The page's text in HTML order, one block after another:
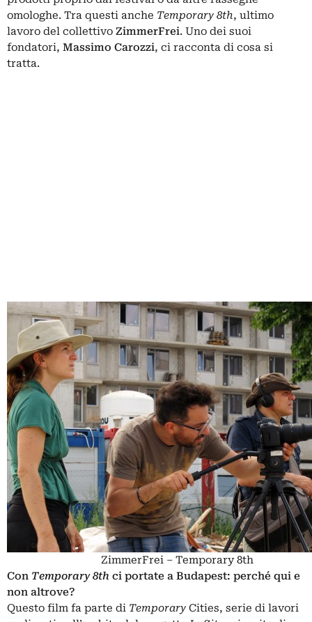
omologhe. Tra questi anche Temporary 8th, ultimo
lavoro del collettivo ZimmerFrei. Uno dei suoi
fondatori, Massimo Carozzi, ci racconta di cosa si
tratta.
ZimmerFrei – Temporary 8th
Con Temporary 8th ci portate a Budapest: perché qui e
non altrove?
Questo film fa parte di Temporary Cities, serie di lavori